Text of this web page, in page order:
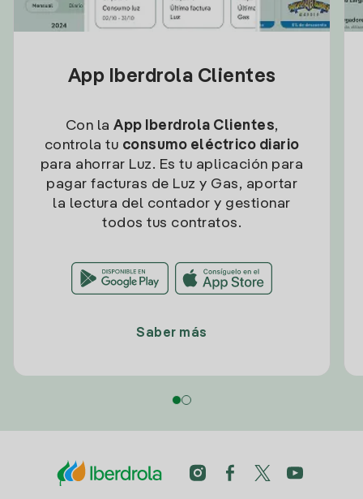
App Iberdrola Clientes
Con la App Iberdrola Clientes,
controla tu consumo eléctrico diario
para ahorrar Luz. Es tu aplicación para
pagar facturas de Luz y Gas, aportar
la lectura del contador y gestionar
todos tus contratos.
Saber más